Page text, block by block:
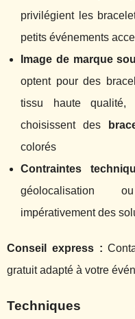
privilégient les
petits événements
Image de marque
optent pour des
tissu haute qualité,
choisissent des
colorés
Contraintes
géolocalisation
impérativement des
Conseil express :
gratuit adapté à votre
Techniques